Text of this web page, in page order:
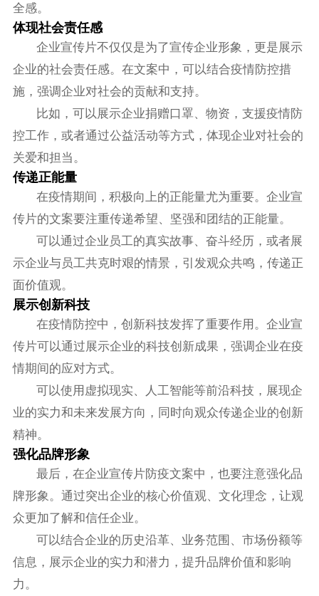
全感。
体现社会责任感
企业宣传片不仅仅是为了宣传企业形象，更是展示
企业的社会责任感。在文案中，可以结合疫情防控措
施，强调企业对社会的贡献和支持。
比如，可以展示企业捐赠口罩、物资，支援疫情防
控工作，或者通过公益活动等方式，体现企业对社会的
关爱和担当。
传递正能量
在疫情期间，积极向上的正能量尤为重要。企业宣
传片的文案要注重传递希望、坚强和团结的正能量。
可以通过企业员工的真实故事、奋斗经历，或者展
示企业与员工共克时艰的情景，引发观众共鸣，传递正
面价值观。
展示创新科技
在疫情防控中，创新科技发挥了重要作用。企业宣
传片可以通过展示企业的科技创新成果，强调企业在疫
情期间的应对方式。
可以使用虚拟现实、人工智能等前沿科技，展现企
业的实力和未来发展方向，同时向观众传递企业的创新
精神。
强化品牌形象
最后，在企业宣传片防疫文案中，也要注意强化品
牌形象。通过突出企业的核心价值观、文化理念，让观
众更加了解和信任企业。
可以结合企业的历史沿革、业务范围、市场份额等
信息，展示企业的实力和潜力，提升品牌价值和影响
力。